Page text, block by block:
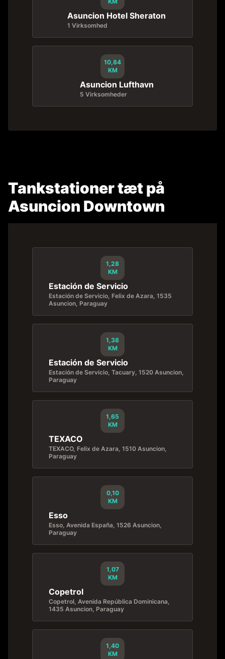
Asuncion Hotel Sheraton
1 Virksomhed
10,84
KM
Asuncion Lufthavn
5 Virksomheder
Tankstationer tæt på
Asuncion Downtown
1,28
KM
Estación de Servicio
Estación de Servicio, Felix de Azara, 1535
Asuncion, Paraguay
1,38
KM
Estación de Servicio
Estación de Servicio, Tacuary, 1520 Asuncion,
Paraguay
1,65
KM
TEXACO
TEXACO, Felix de Azara, 1510 Asuncion,
Paraguay
0,10
KM
Esso
Esso, Avenida España, 1526 Asuncion,
Paraguay
1,07
KM
Copetrol
Copetrol, Avenida República Dominicana,
1435 Asuncion, Paraguay
1,40
KM